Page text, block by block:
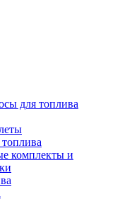
для топлива
комплекты и